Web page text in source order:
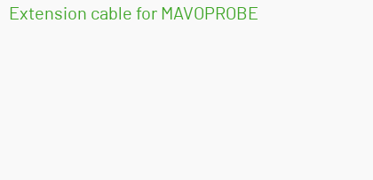
Extension cable for MAVOPROBE